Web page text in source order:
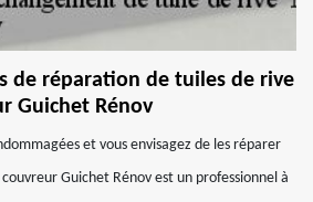
de réparation de tuiles de rive
Guichet Rénov
et vous envisagez de les réparer
Guichet Rénov est un professionnel à